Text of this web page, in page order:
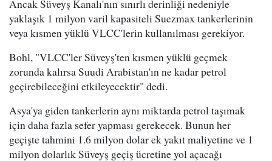
Ancak Süveyş Kanalı'nın sınırlı derinliği nedeniyle
yaklaşık 1 milyon varil kapasiteli Suezmax tankerlerinin
veya kısmen yüklü VLCC'lerin kullanılması gerekiyor.
Bohl, "VLCC'ler Süveyş'ten kısmen yüklü geçmek
zorunda kalırsa Suudi Arabistan'ın ne kadar petrol
geçirebileceğini etkileyecektir" dedi.
Asya'ya giden tankerlerin aynı miktarda petrol taşımak
için daha fazla sefer yapması gerekecek. Bunun her
geçişte tahmini 1.6 milyon dolar ek yakıt maliyetine ve 1
milyon dolarlık Süveyş geçiş ücretine yol açacağı